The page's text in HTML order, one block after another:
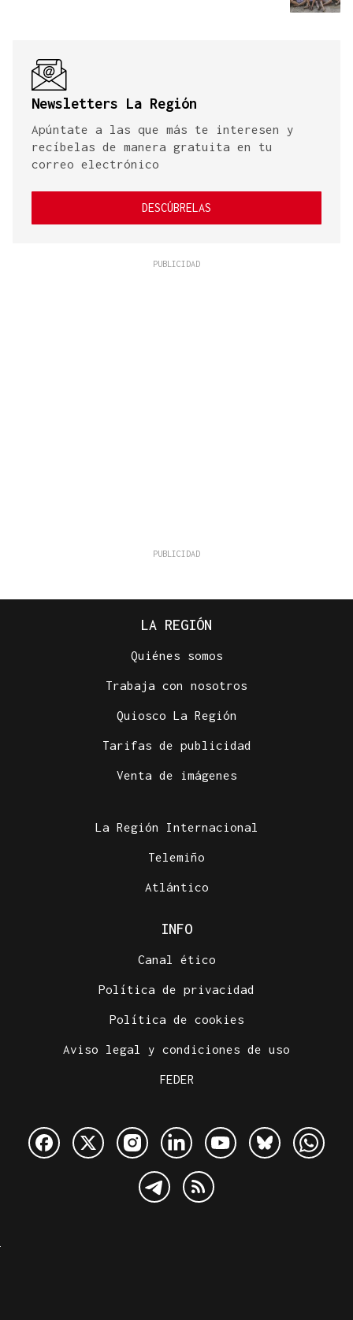
Newsletters La Región
Apúntate a las que más te interesen y
recíbelas de manera gratuita en tu
correo electrónico
DESCÚBRELAS
LA REGIÓN
Quiénes somos
Trabaja con nosotros
Quiosco La Región
Tarifas de publicidad
Venta de imágenes
La Región Internacional
Telemiño
Atlántico
INFO
Canal ético
Política de privacidad
Política de cookies
Aviso legal y condiciones de uso
FEDER